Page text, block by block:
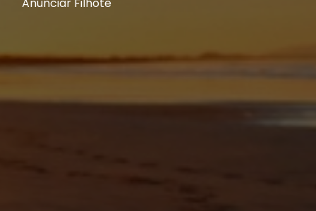
Anunciar Filhote